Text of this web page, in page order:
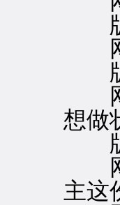
版
网
版
网
想做
版
网
主这